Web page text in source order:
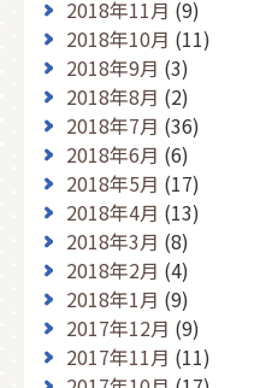
2018年11月 (9)
2018年10月 (11)
2018年9月 (3)
2018年8月 (2)
2018年7月 (36)
2018年6月 (6)
2018年5月 (17)
2018年4月 (13)
2018年3月 (8)
2018年2月 (4)
2018年1月 (9)
2017年12月 (9)
2017年11月 (11)